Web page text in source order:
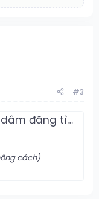
#3
cởi mở, gặp nhau thỏa mãn 2 bên'
cách)